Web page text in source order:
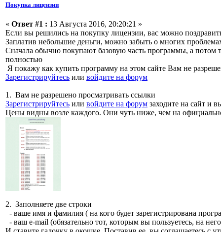
Покупка лицензии
« Ответ #1 : 13 Августа 2016, 20:20:21 »
Если вы решились на покупку лицензии, вас можно
Заплатив небольшие деньги, можно забыть о многих
Сначала обычно покупают базовую часть программы, а потом
полностью
Я покажу как купить программу на этом сайте Вам не
Зарегистрируйтесь или войдите на форум
1. Вам не разрешено просматривать ссылки
Зарегистрируйтесь или войдите на форум заходите на сайт и
Цены видны возле каждого. Они чуть ниже, чем на
2. Заполняете две строки
- ваше имя и фамилия ( на кого будет зарегистрирована
- ваш e-mail (обязательно тот, которым вы пользуетесь, на